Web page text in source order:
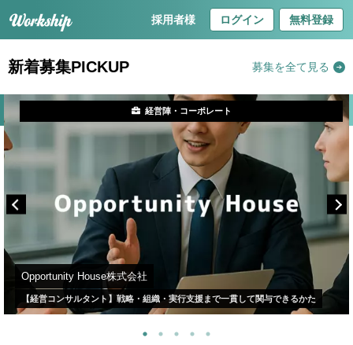
採用者様 ログイン 無料登録
新着募集PICKUP 募集を全て見る
Opportunity House株式会社
【経営コンサルタント】戦略・組織・実行支援まで一貫して関与できるかた
経営陣・コーポレート